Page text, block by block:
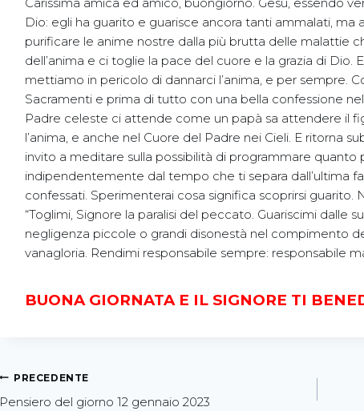
Dio: egli ha guarito e guarisce ancora tanti ammalati, ma
purificare le anime nostre dalla più brutta delle malattie
dell’anima e ci toglie la pace del cuore e la grazia di Dio.
mettiamo in pericolo di dannarci l’anima, e per sempre.
Sacramenti e prima di tutto con una bella confessione
Padre celeste ci attende come un papà sa attendere il
l’anima, e anche nel Cuore del Padre nei Cieli. E ritorna
invito a meditare sulla possibilità di programmare quanto
indipendentemente dal tempo che ti separa dall’ultima
confessati. Sperimenterai cosa significa scoprirsi guarito.
“Toglimi, Signore la paralisi del peccato. Guariscimi dalle
negligenza piccole o grandi disonestà nel compimento
vanagloria. Rendimi responsabile sempre: responsabile
BUONA GIORNATA E IL SIGNORE TI
PRECEDENTE
Pensiero del giorno 12 gennaio 2023